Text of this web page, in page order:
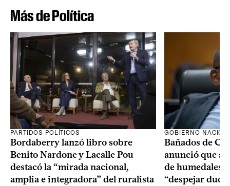
Más de Política
PARTIDOS POLÍTICOS
Bordaberry lanzó libro sobre
Benito Nardone y Lacalle Pou
destacó la “mirada nacional,
amplia e integradora” del ruralista
GOBIERNO
Bañados de
anunció que
de humedales
“despejar